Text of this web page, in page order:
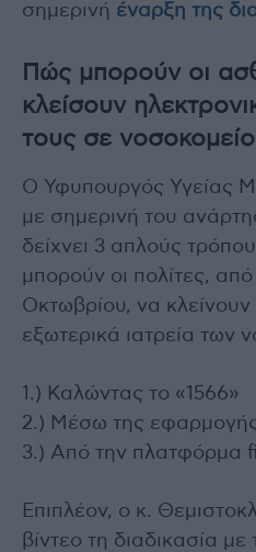
σημερινή έναρξη της
Πώς μπορούν οι
κλείσουν
τους σε νοσοκομείο
Ο Υφυπουργός Υγείας
με σημερινή του
δείχνει 3 απλούς
μπορούν οι πολίτες,
Οκτωβρίου, να
εξωτερικά ιατρεία των
1.) Καλώντας το «1566»
2.) Μέσω της
3.) Από την πλατφόρμα
Επιπλέον, ο κ.
βίντεο τη διαδικασία